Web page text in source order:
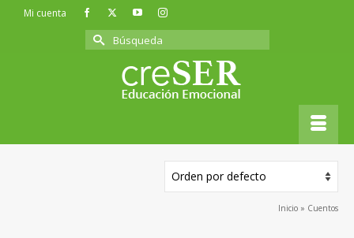
Mi cuenta
Buscar
por:
Cuentos
Inicio » Cuentos